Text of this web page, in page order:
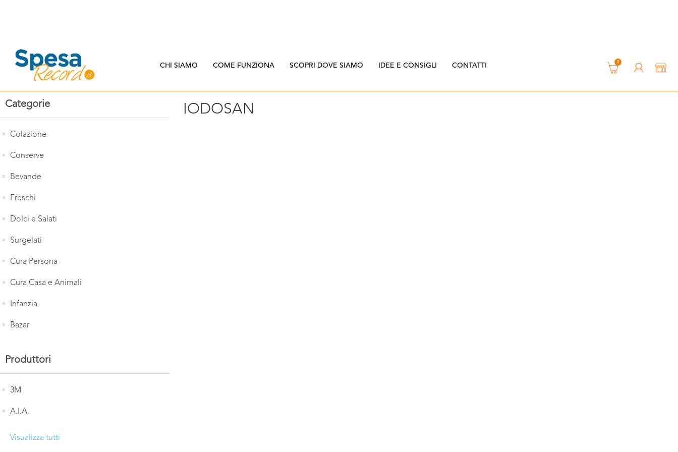
CHI SIAMO COME FUNZIONA SCOPRI DOVE SIAMO IDEE E CONSIGLI CONTATTI 0
Categorie
Colazione
Conserve
Bevande
Freschi
Dolci e Salati
Surgelati
Cura Persona
Cura Casa e Animali
Infanzia
Bazar
Produttori
3M
A.I.A.
Visualizza tutti
IODOSAN